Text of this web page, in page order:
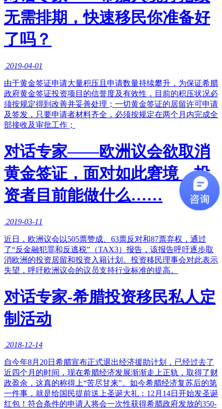
无需排期，快速移民你准备好
了吗？
2019-04-01
​由于黄金签证申请大量积压且申请数量持续攀升，为保证希腊
政府黄金签证投资项目的信誉度及有效性，目前的积压状况必
须按规定得到改善并妥善处理；一切黄金签证的居留许可申请
及签发，只要申请者材料齐全，必须按规定在两个月内完成全
部接收及审批工作；
对话专家——欧洲议会欲取消
黄金签证，面对如此窘境，投
资者目前能做什么……
2019-03-11
近日，欧洲议会以505票赞成、63票反对和87票弃权，通过
了“反金融犯罪和反逃税”（TAX3）报告，该报告呼吁逐步取
消欧洲的投资居留和投资入籍计划。投资移民理事会对此表示
失望，呼吁欧洲议会的议员支持行业标准的提高。
对话专家-希腊投资移民私人定
制活动
2018-12-14
自今年8月20日希腊宣布正式退出经济援助计划，已经过去了
近四个月的时间，现在希腊经济发展渐渐走上正轨，取得了财
政盈余，这真的称得上“苦尽甘来”。如今希腊经济复苏后的第
一件事，就是给国民提前送上圣诞大礼：12月14日开始发圣诞
红包！符合条件的申请人将会一次性获得希腊政府发放的350-